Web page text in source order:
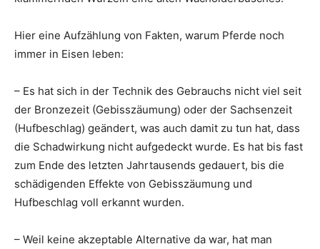
Hier eine Aufzählung von Fakten, warum Pferde noch
immer in Eisen leben:
– Es hat sich in der Technik des Gebrauchs nicht viel seit
der Bronzezeit (Gebisszäumung) oder der Sachsenzeit
(Hufbeschlag) geändert, was auch damit zu tun hat, dass
die Schadwirkung nicht aufgedeckt wurde. Es hat bis fast
zum Ende des letzten Jahrtausends gedauert, bis die
schädigenden Effekte von Gebisszäumung und
Hufbeschlag voll erkannt wurden.
– Weil keine akzeptable Alternative da war, hat man